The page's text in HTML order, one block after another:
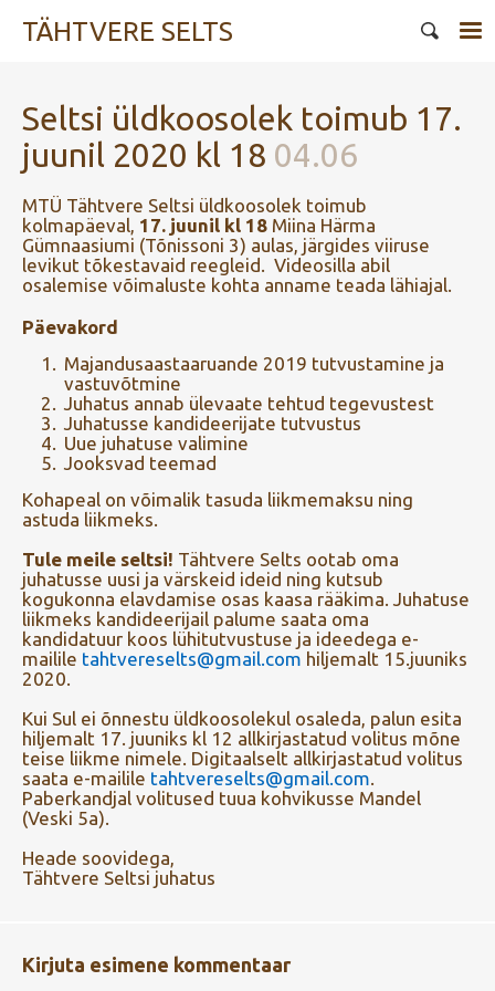
TÄHTVERE SELTS
Seltsi üldkoosolek toimub 17.
juunil 2020 kl 18 04.06
MTÜ Tähtvere Seltsi üldkoosolek toimub
kolmapäeval, 17. juunil kl 18 Miina Härma
Gümnaasiumi (Tõnissoni 3) aulas, järgides viiruse
levikut tõkestavaid reegleid. Videosilla abil
osalemise võimaluste kohta anname teada lähiajal.
Päevakord
Majandusaastaaruande 2019 tutvustamine ja
vastuvõtmine
Juhatus annab ülevaate tehtud tegevustest
Juhatusse kandideerijate tutvustus
Uue juhatuse valimine
Jooksvad teemad
Kohapeal on võimalik tasuda liikmemaksu ning
astuda liikmeks.
Tule meile seltsi! Tähtvere Selts ootab oma
juhatusse uusi ja värskeid ideid ning kutsub
kogukonna elavdamise osas kaasa rääkima. Juhatuse
liikmeks kandideerijail palume saata oma
kandidatuur koos lühitutvustuse ja ideedega e-
mailile tahtvereselts@gmail.com hiljemalt 15.juuniks
2020.
Kui Sul ei õnnestu üldkoosolekul osaleda, palun esita
hiljemalt 17. juuniks kl 12 allkirjastatud volitus mõne
teise liikme nimele. Digitaalselt allkirjastatud volitus
saata e-mailile tahtvereselts@gmail.com.
Paberkandjal volitused tuua kohvikusse Mandel
(Veski 5a).
Heade soovidega,
Tähtvere Seltsi juhatus
Kirjuta esimene kommentaar